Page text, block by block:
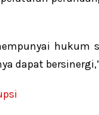
hukum
dapat